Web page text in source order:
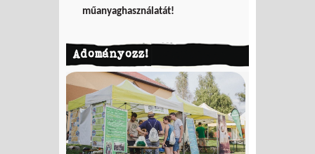
műanyaghasználatát!
Adományozz!